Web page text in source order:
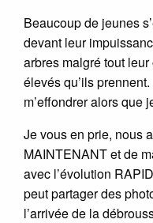
Beaucoup de jeunes
devant leur
arbres malgré tout
élevés qu’ils
m’effondrer alors que
Je vous en prie, nous
MAINTENANT et de
avec l’évolution
peut partager des
l’arrivée de la